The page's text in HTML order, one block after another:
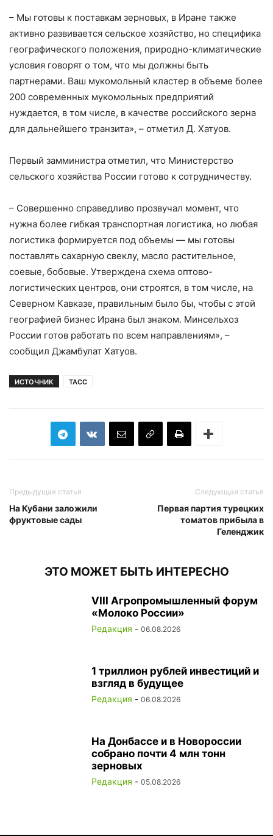
– Мы готовы к поставкам зерновых, в Иране также
активно развивается сельское хозяйство, но специфика
географического положения, природно-климатические
условия говорят о том, что мы должны быть
партнерами. Ваш мукомольный кластер в объеме более
200 современных мукомольных предприятий
нуждается, в том числе, в качестве российского зерна
для дальнейшего транзита», – отметил Д. Хатуов.
Первый замминистра отметил, что Министерство
сельского хозяйства России готово к сотрудничеству.
– Совершенно справедливо прозвучал момент, что
нужна более гибкая транспортная логистика, но любая
логистика формируется под объемы — мы готовы
поставлять сахарную свеклу, масло растительное,
соевые, бобовые. Утверждена схема оптово-
логистических центров, они строятся, в том числе, на
Северном Кавказе, правильным было бы, чтобы с этой
географией бизнес Ирана был знаком. Минсельхоз
России готов работать по всем направлениям», –
сообщил Джамбулат Хатуов.
ИСТОЧНИК ТАСС
Предыдущая статья
На Кубани заложили
фруктовые сады
Следующая статья
Первая партия турецких
томатов прибыла в
Геленджик
ЭТО МОЖЕТ БЫТЬ ИНТЕРЕСНО
VIII Агропромышленный форум
«Молоко России»
Редакция - 06.08.2026
1 триллион рублей инвестиций и
взгляд в будущее
Редакция - 06.08.2026
На Донбассе и в Новороссии
собрано почти 4 млн тонн
зерновых
Редакция - 05.08.2026